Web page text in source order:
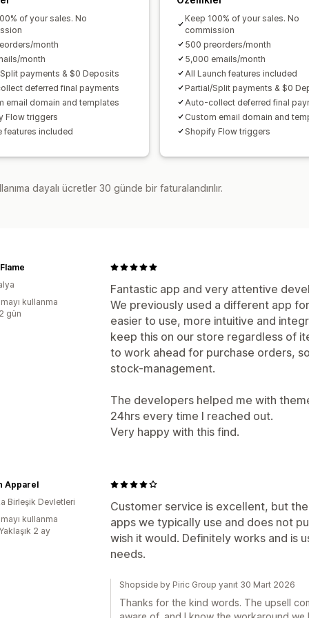
of your sales. No
month
month
payments & $0 Deposits
deferred final payments
email domain and templates
Flow triggers
features included
Keep 100% of your sales. No
commission
500 preorders/month
5,000 emails/month
All Launch features included
Partial/Split payments & $0
Auto-collect deferred final
Custom email domain and
Shopify Flow triggers
dayalı ücretler 30 günde bir faturalandırılır.
Fantastic app and very attentive
We previously used a different app
easier to use, more intuitive and
keep this on our store regardless of
to work ahead for purchase orders,
stock-management.
The developers helped me with
24hrs every time I reached out.
Very happy with this find.
kullanma
gün
Customer service is excellent, but
apps we typically use and does not
wish it would. Definitely works and is
needs.
Apparel
Birleşik Devletleri
kullanma
2 ay
Shopside by Piric Group yanıt 30 Mart 2026
Thanks for the kind words. The upsell